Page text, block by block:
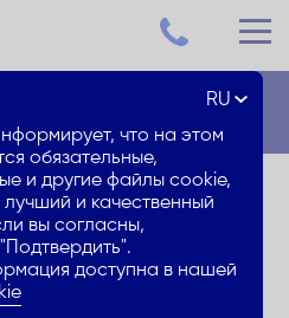
комнату в
RU
что на этом
обязательные,
и другие файлы cookie,
и качественный
вы согласны,
доступна в нашей